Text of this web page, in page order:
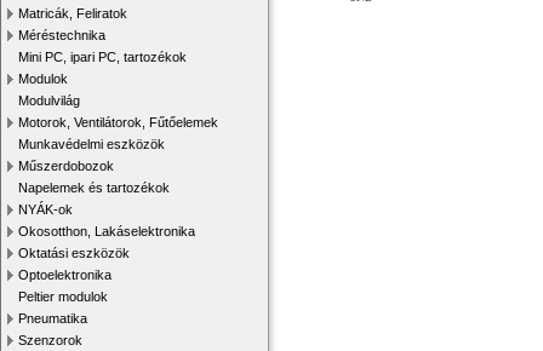
Matricák, Feliratok
Méréstechnika
Mini PC, ipari PC, tartozékok
Modulok
Modulvilág
Motorok, Ventilátorok, Fűtőelemek
Munkavédelmi eszközök
Műszerdobozok
Napelemek és tartozékok
NYÁK-ok
Okosotthon, Lakáselektronika
Oktatási eszközök
Optoelektronika
Peltier modulok
Pneumatika
Szenzorok